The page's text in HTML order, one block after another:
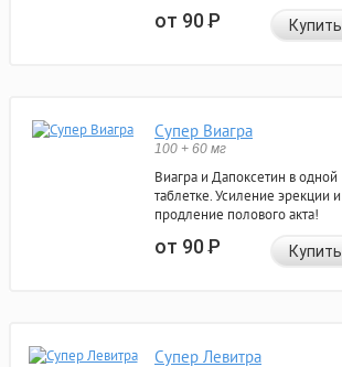
от 90Р Купить
Супер Виагра
100 + 60 мг
Виагра и Дапоксетин в одной
таблетке. Усиление эрекции и
продление полового акта!
от 90Р Купить
Супер Левитра